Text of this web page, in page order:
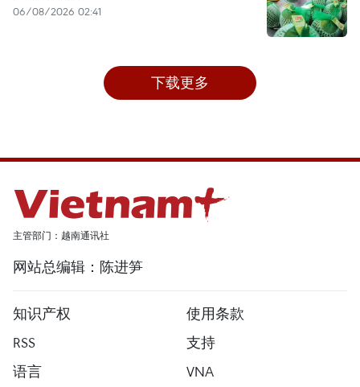
06/08/2026 02:41
下载更多
主管部门：越南通讯社
网站总编辑：陈进笋
知识产权
使用条款
RSS
支持
语言
VNA